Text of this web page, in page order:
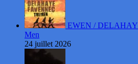
EWEN /
Men
24 juillet 2026